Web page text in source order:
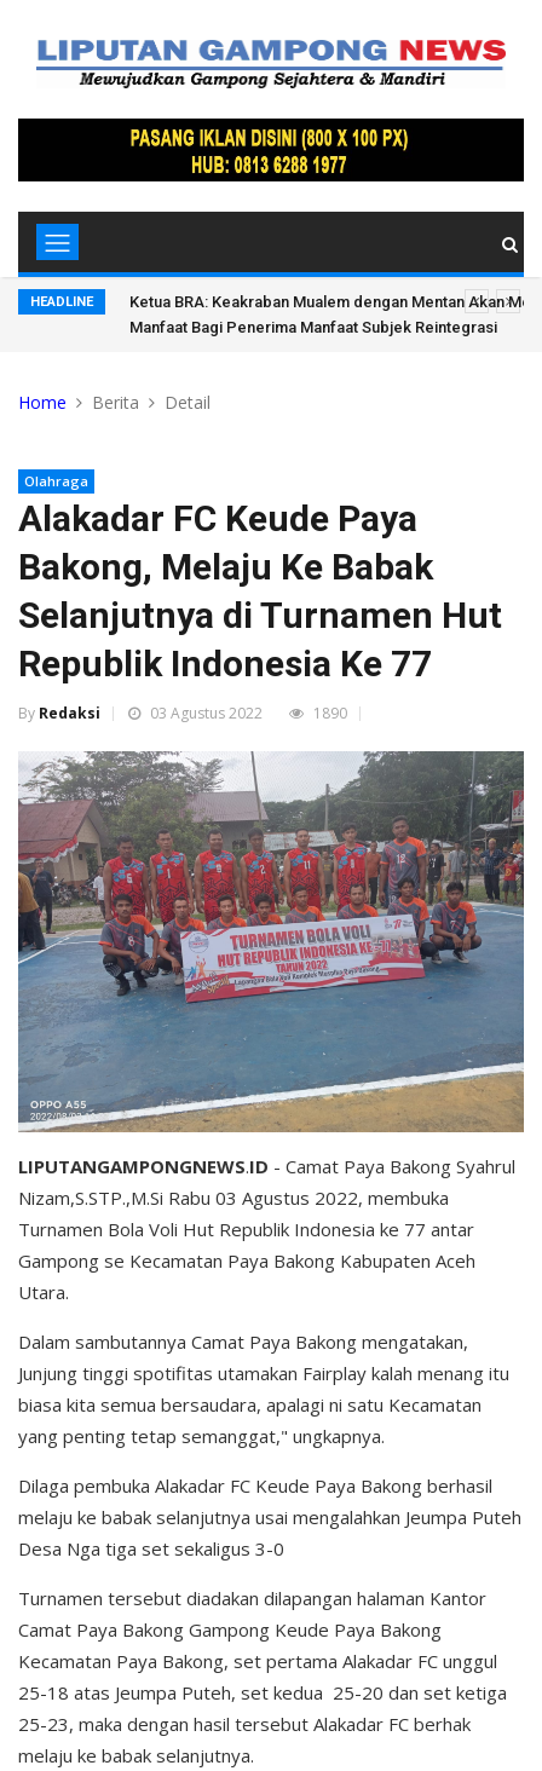
HEADLINE
di
Ketua BRA: Keakraban Mualem dengan Mentan Akan
Manfaat Bagi Penerima Manfaat Subjek Reintegrasi
Home Berita Detail
Olahraga
Alakadar FC Keude Paya
Bakong, Melaju Ke Babak
Selanjutnya di Turnamen Hut
Republik Indonesia Ke 77
By Redaksi 03 Agustus 2022 1890
LIPUTANGAMPONGNEWS.ID - Camat Paya Bakong Syahrul
Nizam,S.STP.,M.Si Rabu 03 Agustus 2022, membuka
Turnamen Bola Voli Hut Republik Indonesia ke 77 antar
Gampong se Kecamatan Paya Bakong Kabupaten Aceh
Utara.
Dalam sambutannya Camat Paya Bakong mengatakan,
Junjung tinggi spotifitas utamakan Fairplay kalah menang itu
biasa kita semua bersaudara, apalagi ni satu Kecamatan
yang penting tetap semanggat," ungkapnya.
Dilaga pembuka Alakadar FC Keude Paya Bakong berhasil
melaju ke babak selanjutnya usai mengalahkan Jeumpa Puteh
Desa Nga tiga set sekaligus 3-0
Turnamen tersebut diadakan dilapangan halaman Kantor
Camat Paya Bakong Gampong Keude Paya Bakong
Kecamatan Paya Bakong, set pertama Alakadar FC unggul
25-18 atas Jeumpa Puteh, set kedua 25-20 dan set ketiga
25-23, maka dengan hasil tersebut Alakadar FC berhak
melaju ke babak selanjutnya.